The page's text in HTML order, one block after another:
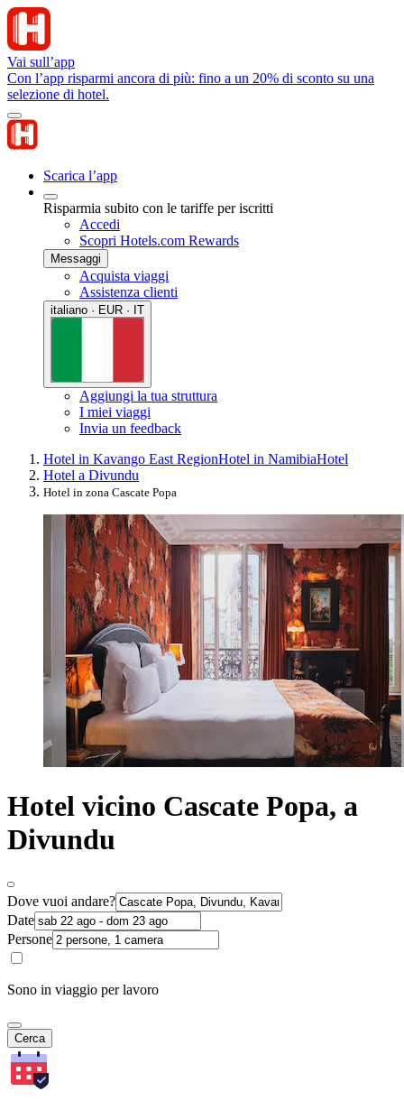
Vai sull’app
Con l’app risparmi ancora di più: fino a un 20% di sconto su una
selezione di hotel.
Scarica l’app
Risparmia subito con le tariffe per iscritti
Accedi
Scopri Hotels.com Rewards
Messaggi
Acquista viaggi
Assistenza clienti
italiano · EUR · IT
Aggiungi la tua struttura
I miei viaggi
Invia un feedback
Hotel in Kavango East RegionHotel in NamibiaHotel
Hotel a Divundu
Hotel in zona Cascate Popa
Hotel vicino Cascate Popa, a
Divundu
Dove vuoi andare?
Date
Persone
Sono in viaggio per lavoro
Cerca